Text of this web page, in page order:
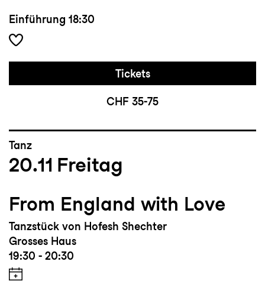
Einführung 18:30
Tickets
CHF 35-75
Tanz
20.11 Freitag
From England with Love
Tanzstück von Hofesh Shechter
Grosses Haus
19:30 - 20:30